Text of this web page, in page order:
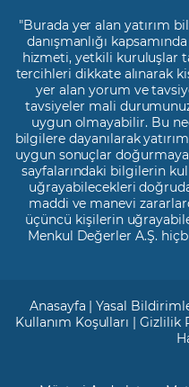
"Burada yer alan yatırım
danışmanlığı
hizmeti, yetkili kuruluşlar
tercihleri dikkate alınarak
yer alan yorum ve
tavsiyeler mali
uygun olmayabilir. Bu
bilgilere dayanılarak
uygun sonuçlar
sayfalarındaki bilgilerin
uğrayabilecekleri
maddi ve manevi
üçüncü kişilerin
Menkul Değerler A.Ş.
Anasayfa |Yasal
Kullanım Koşulları |Gizlilik